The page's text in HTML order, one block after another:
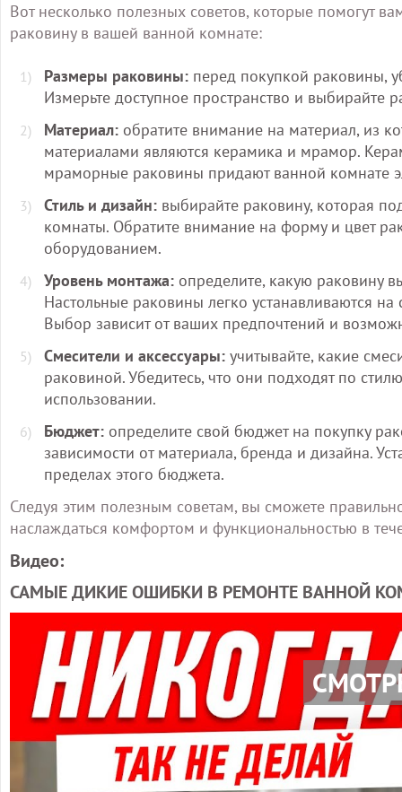
Вот несколько полезных советов, которые помогут
раковину в вашей ванной комнате:
Размеры раковины: перед покупкой раковины,
Измерьте доступное пространство и выбирайте
Материал: обратите внимание на материал, из
материалами являются керамика и мрамор.
мраморные раковины придают ванной комнате
Стиль и дизайн: выбирайте раковину, которая
комнаты. Обратите внимание на форму и цвет
оборудованием.
Уровень монтажа: определите, какую раковину
Настольные раковины легко устанавливаются
Выбор зависит от ваших предпочтений и
Смесители и аксессуары: учитывайте, какие
раковиной. Убедитесь, что они подходят по
использовании.
Бюджет: определите свой бюджет на покупку
зависимости от материала, бренда и дизайна.
пределах этого бюджета.
Следуя этим полезным советам, вы сможете
наслаждаться комфортом и функциональностью в
Видео:
САМЫЕ ДИКИЕ ОШИБКИ В РЕМОНТЕ ВАННОЙ